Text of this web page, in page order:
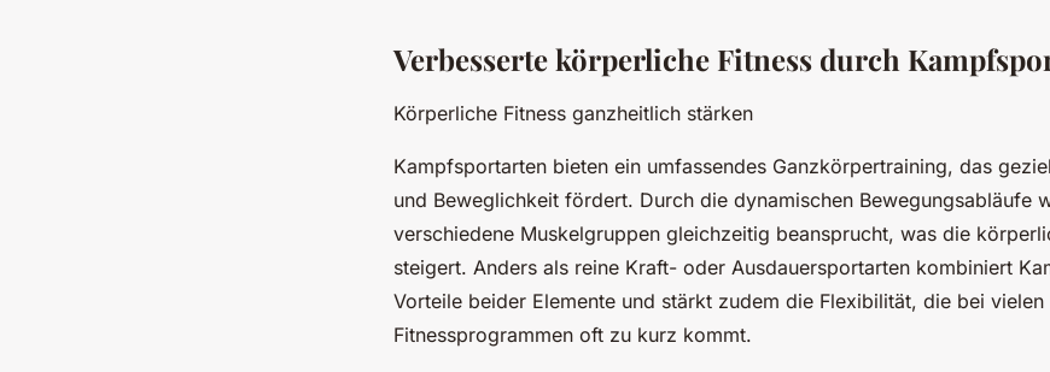
Verbesserte körperliche Fitness durch
Körperliche Fitness ganzheitlich stärken
Kampfsportarten bieten ein umfassendes Ganzkörpertraining, das
und Beweglichkeit fördert. Durch die dynamischen Bewegungsabläufe
verschiedene Muskelgruppen gleichzeitig beansprucht, was die
steigert. Anders als reine Kraft- oder Ausdauersportarten kombiniert
Vorteile beider Elemente und stärkt zudem die Flexibilität, die bei vielen
Fitnessprogrammen oft zu kurz kommt.